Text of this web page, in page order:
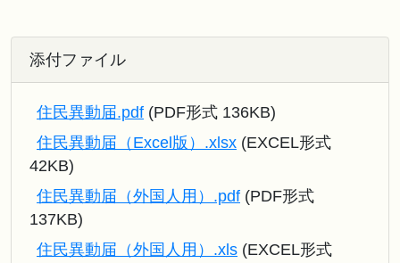
添付ファイル
住民異動届.pdf (PDF形式 136KB)
住民異動届（Excel版）.xlsx (EXCEL形式
42KB)
住民異動届（外国人用）.pdf (PDF形式
137KB)
住民異動届（外国人用）.xls (EXCEL形式